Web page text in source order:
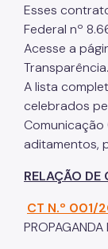
Esses
Federal nº
Acesse a
Transparência.
A lista
celebrados
Comunicação
aditamentos,
RELAÇÃO
CT N.º 001/
PROPAGANDA